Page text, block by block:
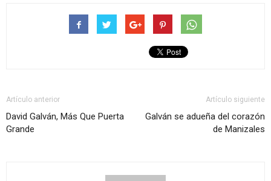
Artículo anterior
David Galván, Más Que Puerta
Grande
Artículo siguiente
Galván se adueña del corazón
de Manizales